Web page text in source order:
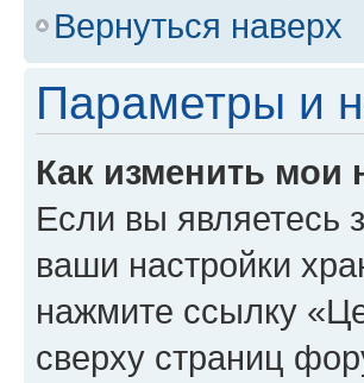
Вернуться наверх
Параметры и
Как изменить мои
Если вы являетесь
ваши настройки
нажмите ссылку
сверху страниц